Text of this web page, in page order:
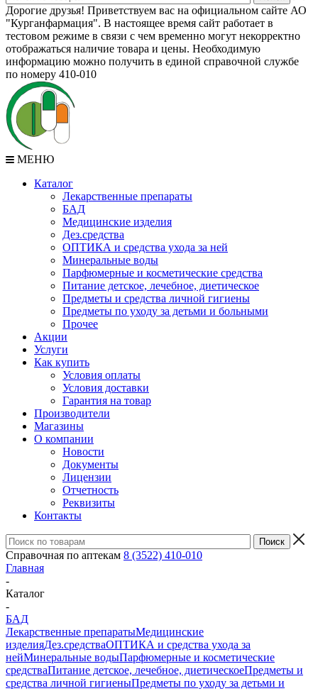
Дорогие друзья! Приветствуем вас на официальном сайте АО
"Курганфармация". В настоящее время сайт работает в
тестовом режиме в связи с чем временно могут некорректно
отображаться наличие товара и цены. Необходимую
информацию можно получить в единой справочной службе
по номеру 410-010
МЕНЮ
Каталог
Лекарственные препараты
БАД
Медицинские изделия
Дез.средства
ОПТИКА и средства ухода за ней
Минеральные воды
Парфюмерные и косметические средства
Питание детское, лечебное, диетическое
Предметы и средства личной гигиены
Предметы по уходу за детьми и больными
Прочее
Акции
Услуги
Как купить
Условия оплаты
Условия доставки
Гарантия на товар
Производители
Магазины
О компании
Новости
Документы
Лицензии
Отчетность
Реквизиты
Контакты
Справочная по аптекам 8 (3522) 410-010
Главная
-
Каталог
-
БАД
Лекарственные препаратыМедицинские
изделияДез.средстваОПТИКА и средства ухода за
нейМинеральные водыПарфюмерные и косметические
средстваПитание детское, лечебное, диетическоеПредметы и
средства личной гигиеныПредметы по уходу за детьми и